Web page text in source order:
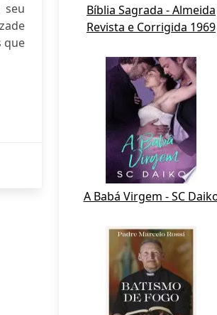
seu
que
Bíblia Sagrada - Almeida
Revista e Corrigida 1969
A Babá Virgem - SC